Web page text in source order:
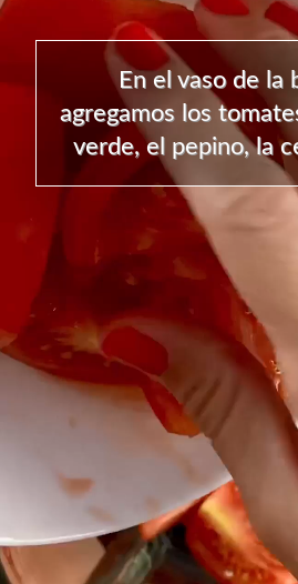
En el vaso de la
agregamos los
verde, el pepino, la